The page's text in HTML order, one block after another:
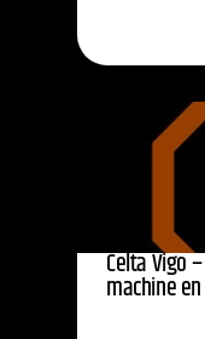
Celta Vigo
machine